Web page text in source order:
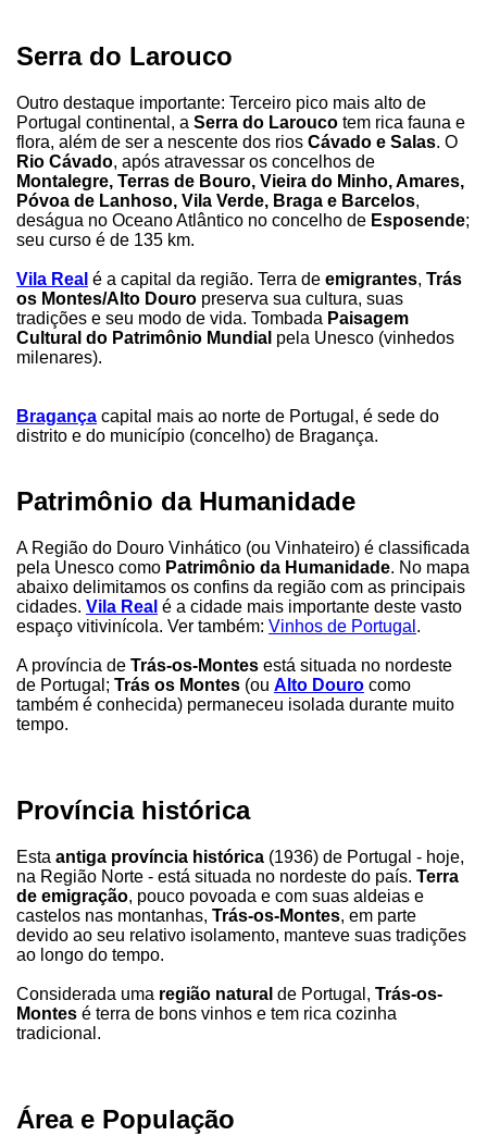
Serra do Larouco
Outro destaque importante: Terceiro pico mais alto de
Portugal continental, a Serra do Larouco tem rica fauna e
flora, além de ser a nescente dos rios Cávado e Salas. O
Rio Cávado, após atravessar os concelhos de
Montalegre, Terras de Bouro, Vieira do Minho, Amares,
Póvoa de Lanhoso, Vila Verde, Braga e Barcelos,
deságua no Oceano Atlântico no concelho de Esposende;
seu curso é de 135 km.
Vila Real é a capital da região. Terra de emigrantes, Trás
os Montes/Alto Douro preserva sua cultura, suas
tradições e seu modo de vida. Tombada Paisagem
Cultural do Patrimônio Mundial pela Unesco (vinhedos
milenares).
Bragança capital mais ao norte de Portugal, é sede do
distrito e do município (concelho) de Bragança.
Patrimônio da Humanidade
A Região do Douro Vinhático (ou Vinhateiro) é classificada
pela Unesco como Patrimônio da Humanidade. No mapa
abaixo delimitamos os confins da região com as principais
cidades. Vila Real é a cidade mais importante deste vasto
espaço vitivinícola. Ver também: Vinhos de Portugal .
A província de Trás-os-Montes está situada no nordeste
de Portugal; Trás os Montes (ou Alto Douro como
também é conhecida) permaneceu isolada durante muito
tempo.
Província histórica
Esta antiga província histórica (1936) de Portugal - hoje,
na Região Norte - está situada no nordeste do país. Terra
de emigração, pouco povoada e com suas aldeias e
castelos nas montanhas, Trás-os-Montes, em parte
devido ao seu relativo isolamento, manteve suas tradições
ao longo do tempo.
Considerada uma região natural de Portugal, Trás-os-
Montes é terra de bons vinhos e tem rica cozinha
tradicional.
Área e População